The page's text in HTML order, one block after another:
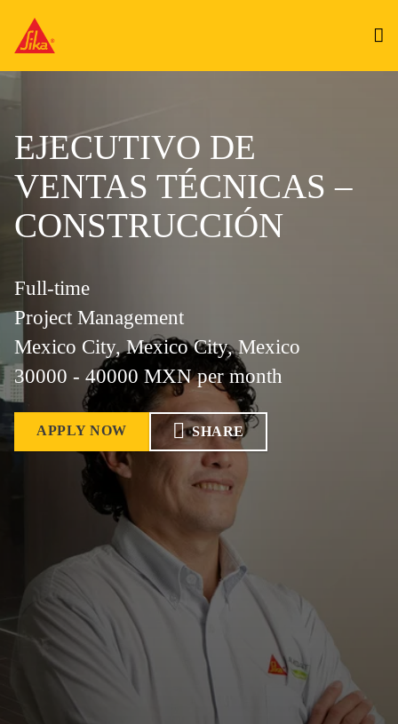
EJECUTIVO DE
VENTAS TÉCNICAS –
CONSTRUCCIÓN
Full-time
Project Management
Mexico City, Mexico City, Mexico
30000 - 40000 MXN per month
APPLY NOW SHARE